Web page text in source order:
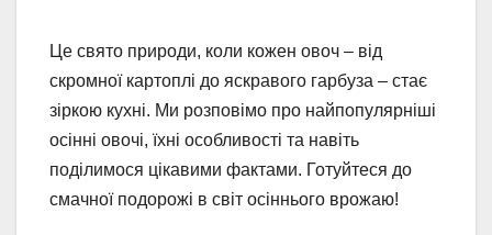
Це свято природи, коли кожен овоч – від
скромної картоплі до яскравого гарбуза – стає
зіркою кухні. Ми розповімо про найпопулярніші
осінні овочі, їхні особливості та навіть
поділимося цікавими фактами. Готуйтеся до
смачної подорожі в світ осіннього врожаю!